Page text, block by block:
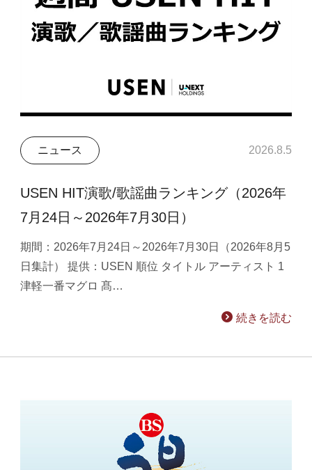
ニュース 2026.8.5
USEN HIT演歌/歌謡曲ランキング（2026年
7月24日～2026年7月30日）
期間：2026年7月24日～2026年7月30日（2026年8月5
日集計） 提供：USEN 順位 タイトル アーティスト 1
津軽一番マグロ 髙…
続きを読む